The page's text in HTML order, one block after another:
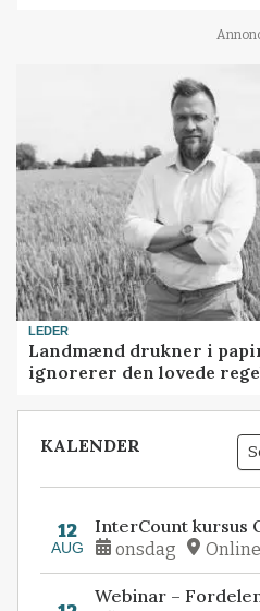
LEDER
Landmænd drukner i
ignorerer den lovede
KALENDER
12
AUG
InterCount kursus
onsdag Online
Webinar –